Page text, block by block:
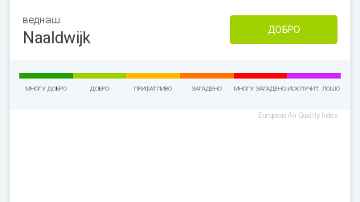
веднаш
Naaldwijk ДОБРО
МНОГУ ДОБРО ДОБРО ПРИФАТЛИВО ЗАГАДЕНО МНОГУ ЗАГАДЕНО ИСКЛУЧИТ. ЛОШО
European Air Quality Index